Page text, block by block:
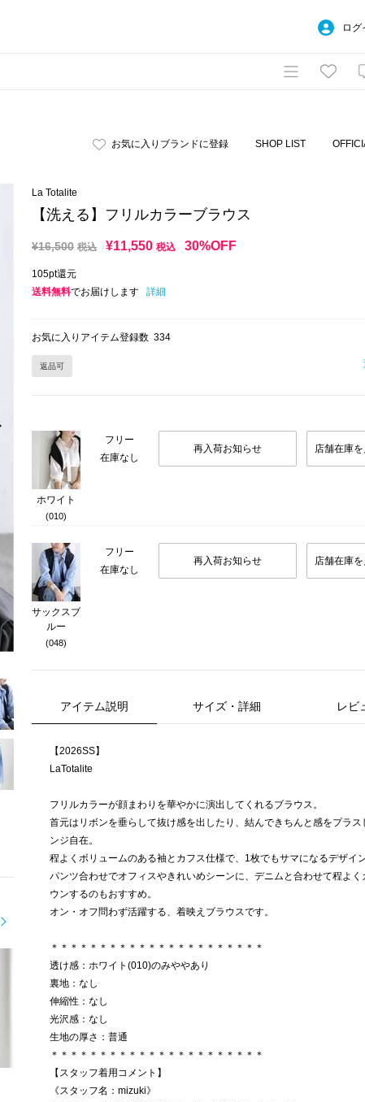
ログ
お気に入りブランドに登録 SHOP LIST
La Totalite
【洗える】フリルカラーブラウス
¥16,500 税込 ¥11,550 税込 30%OFF
105pt還元
送料無料でお届けします 詳細
お気に入りアイテム登録数 334
返品可
ホワイト
(010)
フリー
在庫なし
再入荷お知らせ 店舗在庫を
サックスブ
ルー
(048)
フリー
在庫なし
再入荷お知らせ 店舗在庫を
アイテム説明 サイズ・詳細 レビ
【2026SS】
LaTotalite
フリルカラーが顔まわりを華やかに演出してくれるブラウス。
首元はリボンを垂らして抜け感を出したり、結んできちんと感をプラス
ンジ自在。
程よくボリュームのある袖とカフス仕様で、1枚でもサマになるデザイン
パンツ合わせでオフィスやきれいめシーンに、デニムと合わせて程よく
ウンするのもおすすめ。
オン・オフ問わず活躍する、着映えブラウスです。
＊＊＊＊＊＊＊＊＊＊＊＊＊＊＊＊＊＊＊＊＊＊
透け感：ホワイト(010)のみややあり
裏地：なし
伸縮性：なし
光沢感：なし
生地の厚さ：普通
＊＊＊＊＊＊＊＊＊＊＊＊＊＊＊＊＊＊＊＊＊＊
【スタッフ着用コメント】
《スタッフ名：mizuki》